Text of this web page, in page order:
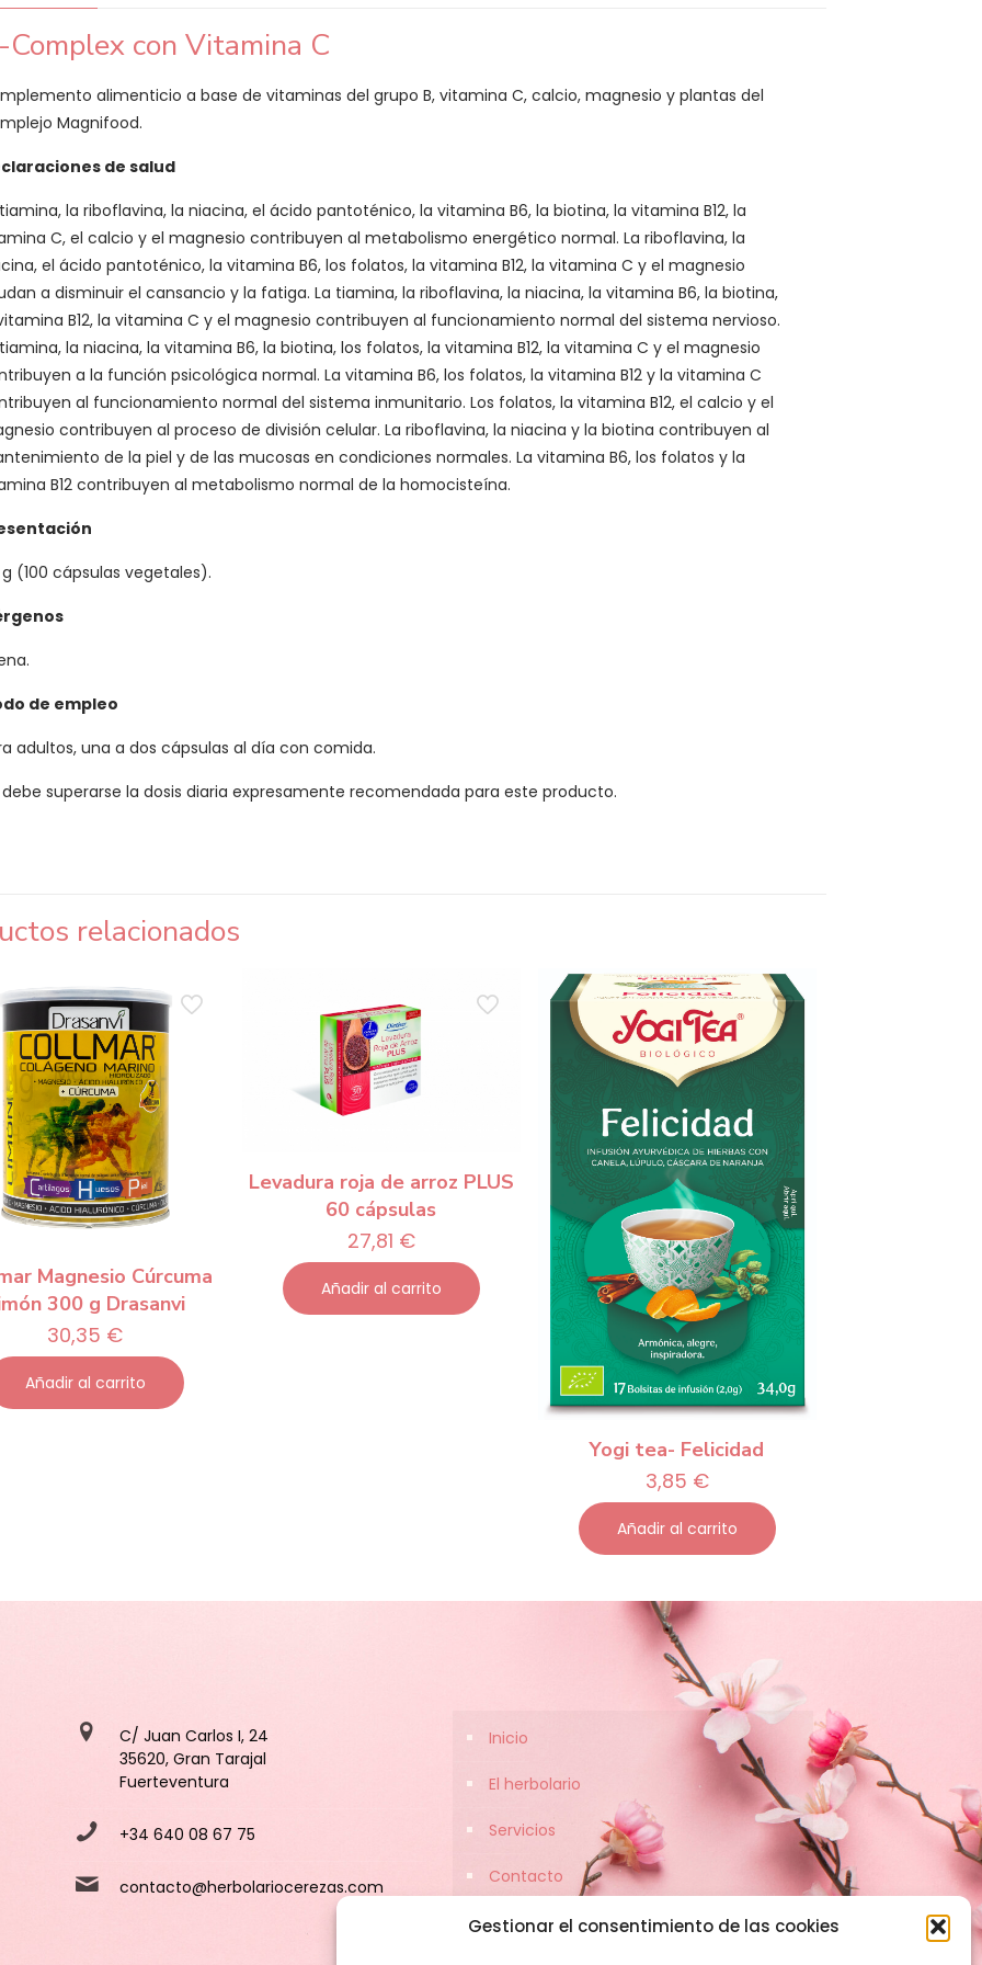
Gestionar el consentimiento de las cookies
Complex con Vitamina C
alimenticio a base de vitaminas del grupo B, vitamina C, calcio, magnesio y plantas del
Magnifood.
de salud
la riboflavina, la niacina, el ácido pantoténico, la vitamina B6, la biotina, la vitamina B12, la
C, el calcio y el magnesio contribuyen al metabolismo energético normal. La riboflavina, la
el ácido pantoténico, la vitamina B6, los folatos, la vitamina B12, la vitamina C y el magnesio
a disminuir el cansancio y la fatiga. La tiamina, la riboflavina, la niacina, la vitamina B6, la biotina,
B12, la vitamina C y el magnesio contribuyen al funcionamiento normal del sistema nervioso.
la niacina, la vitamina B6, la biotina, los folatos, la vitamina B12, la vitamina C y el magnesio
a la función psicológica normal. La vitamina B6, los folatos, la vitamina B12 y la vitamina C
al funcionamiento normal del sistema inmunitario. Los folatos, la vitamina B12, el calcio y el
contribuyen al proceso de división celular. La riboflavina, la niacina y la biotina contribuyen al
de la piel y de las mucosas en condiciones normales. La vitamina B6, los folatos y la
B12 contribuyen al metabolismo normal de la homocisteína.
(100 cápsulas vegetales).
de empleo
adultos, una a dos cápsulas al día con comida.
debe superarse la dosis diaria expresamente recomendada para este producto.
relacionados
Magnesio Cúrcuma
300 g Drasanvi
30,35 €
Añadir al carrito
Levadura roja de arroz PLUS
60 cápsulas
27,81 €
Añadir al carrito
Yogi tea- Felicidad
3,85 €
Añadir al carrito
C/ Juan Carlos I, 24
35620, Gran Tarajal
Fuerteventura
+34 640 08 67 75
contacto@herbolariocerezas.com
Inicio
El herbolario
Servicios
Contacto